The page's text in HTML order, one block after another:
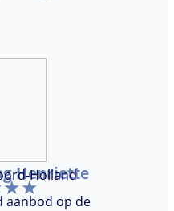
Henriette
Holland
aanbod op de